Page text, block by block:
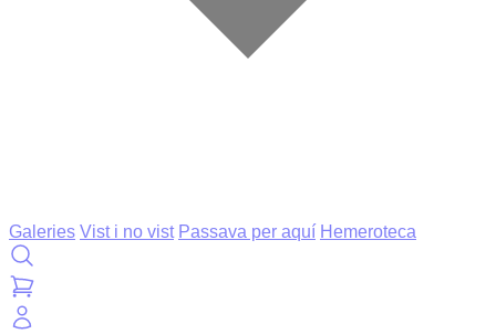
Galeries Vist i no vist Passava per aquí Hemeroteca